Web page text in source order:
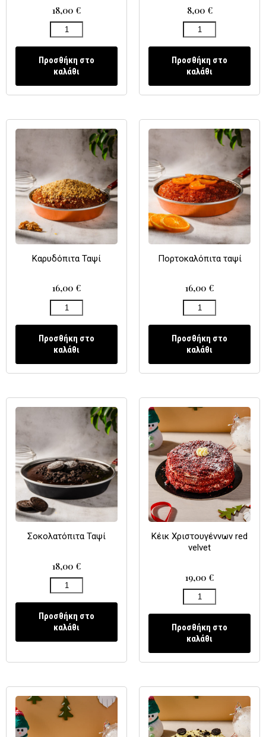
18,00 €
Προσθήκη στο
καλάθι
8,00 €
Προσθήκη στο
καλάθι
Καρυδόπιτα Ταψί
16,00 €
Προσθήκη στο
καλάθι
Πορτοκαλόπιτα ταψί
16,00 €
Προσθήκη στο
καλάθι
Σοκολατόπιτα Ταψί
18,00 €
Προσθήκη στο
καλάθι
Κέικ Χριστουγέννων red
velvet
19,00 €
Προσθήκη στο
καλάθι